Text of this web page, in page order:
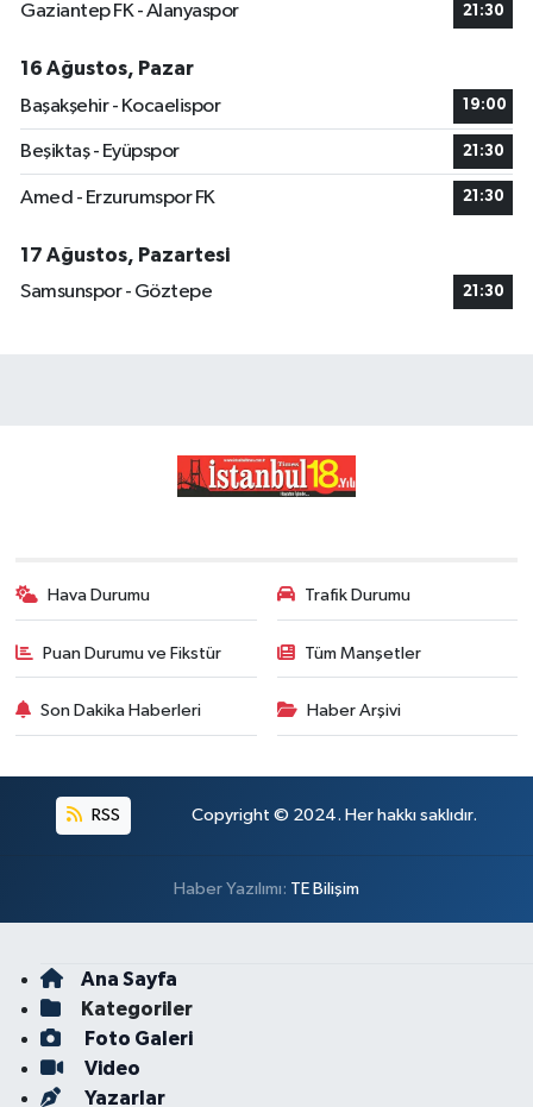
Gaziantep FK - Alanyaspor 21:30
16 Ağustos, Pazar
Başakşehir - Kocaelispor
19:00
Beşiktaş - Eyüpspor 21:30
Amed - Erzurumspor FK 21:30
17 Ağustos, Pazartesi
Samsunspor - Göztepe
21:30
Hava Durumu Trafik Durumu
Puan Durumu ve Fikstür Tüm Manşetler
Son Dakika Haberleri Haber Arşivi
RSS Copyright © 2024. Her hakkı saklıdır.
Haber Yazılımı: TE Bilişim
Ana Sayfa
Kategoriler
Foto Galeri
Video
Yazarlar